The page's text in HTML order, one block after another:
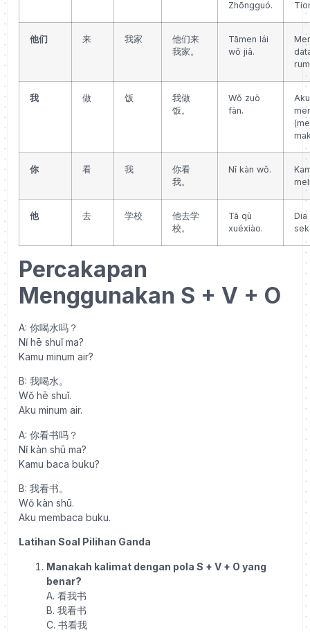
Zhōngguó.
他们 来 我家
他们来
我家。
Tāmen lái
wǒ jiā.
我 做 饭
我做
饭。
Wǒ zuò
fàn.
Aku
你 看 我
你看
我。
Nǐ kàn wǒ.
他 去 学校
他去学
校。
Tā qù
xuéxiào.
Percakapan
Menggunakan S + V + O
A: 你喝水吗？
Nǐ hē shuǐ ma?
Kamu minum air?
B: 我喝水。
Wǒ hē shuǐ.
Aku minum air.
A: 你看书吗？
Nǐ kàn shū ma?
Kamu baca buku?
B: 我看书。
Wǒ kàn shū.
Aku membaca buku.
Latihan Soal Pilihan Ganda
Manakah kalimat dengan pola S + V + O yang
benar?
A. 看我书
B. 我看书
C. 书看我